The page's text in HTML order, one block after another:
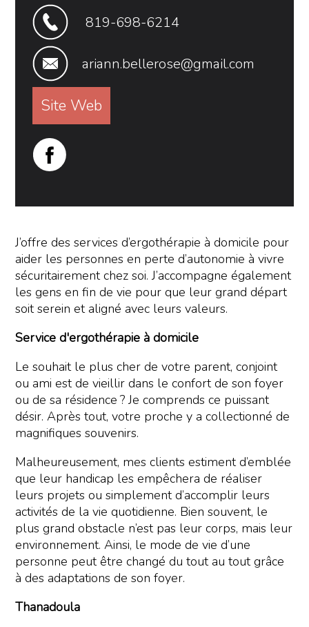
819-698-6214
ariann.bellerose@gmail.com
Site Web
J’offre des services d’ergothérapie à domicile pour
aider les personnes en perte d’autonomie à vivre
sécuritairement chez soi. J’accompagne également
les gens en fin de vie pour que leur grand départ
soit serein et aligné avec leurs valeurs.
Service d'ergothérapie à domicile
Le souhait le plus cher de votre parent, conjoint
ou ami est de vieillir dans le confort de son foyer
ou de sa résidence ? Je comprends ce puissant
désir. Après tout, votre proche y a collectionné de
magnifiques souvenirs.
Malheureusement, mes clients estiment d’emblée
que leur handicap les empêchera de réaliser
leurs projets ou simplement d’accomplir leurs
activités de la vie quotidienne. Bien souvent, le
plus grand obstacle n’est pas leur corps, mais leur
environnement. Ainsi, le mode de vie d’une
personne peut être changé du tout au tout grâce
à des adaptations de son foyer.
Thanadoula